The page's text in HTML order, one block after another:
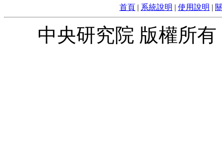
首頁 | 系統說明 | 使用說明 |
中央研究院 版權所有